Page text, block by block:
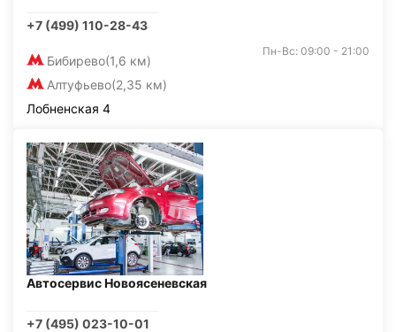
+7 (499) 110-28-43
Бибирево(1,6 км)
Алтуфьево(2,35 км)
Пн-Вс: 09:00 - 21:00
Лобненская 4
Автосервис Новоясеневская
+7 (495) 023-10-01